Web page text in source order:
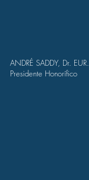
ANDRÉ SADDY, Dr. EUR.
Presidente Honorífico